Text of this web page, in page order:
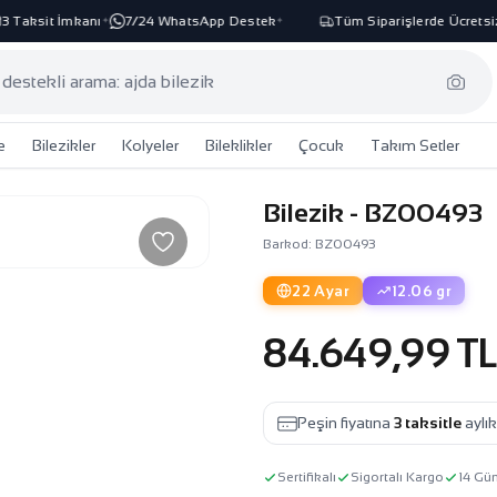
İmkanı✦ 7/24 WhatsApp Destek✦ Tüm Siparişlerde Ücretsiz
Bilezikler Kolyeler Bileklikler Çocuk Takım Setler
Bilezik - BZ00493
Barkod: BZ00493
22 Ayar 12.06 gr
84.649,99 TL
Peşin fiyatına3 taksitle aylık
Sertifikalı Sigortalı Kargo 14